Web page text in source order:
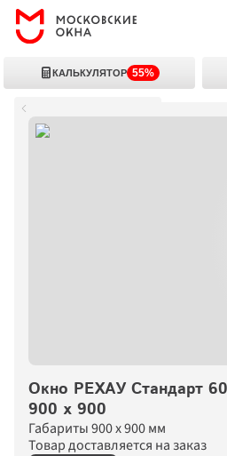
КАЛЬКУЛЯТОР 55%
Окно РЕХАУ Стандарт
900 х 900
Габариты 900 х 900 мм
Товар доставляется на заказ